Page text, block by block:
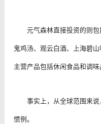
元气森林直接投资的则
鬼鸡汤、观云白酒、上海碧
主营产品包括休闲食品和调味
事实上，从全球范围来
惯例。